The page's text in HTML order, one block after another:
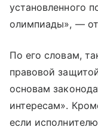
установленного
олимпиады», —
По его словам,
правовой
основам
интересам».
если